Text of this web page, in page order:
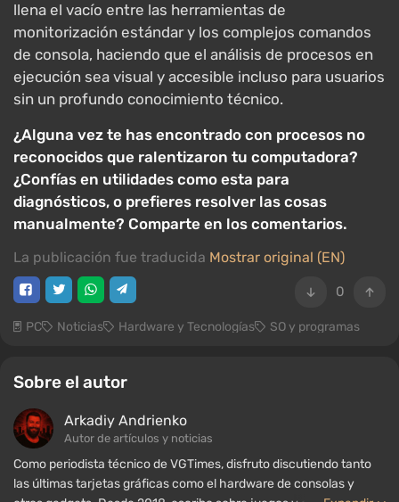
llena el vacío entre las herramientas de
monitorización estándar y los complejos comandos
de consola, haciendo que el análisis de procesos en
ejecución sea visual y accesible incluso para usuarios
sin un profundo conocimiento técnico.
¿Alguna vez te has encontrado con procesos no
reconocidos que ralentizaron tu computadora?
¿Confías en utilidades como esta para
diagnósticos, o prefieres resolver las cosas
manualmente? Comparte en los comentarios.
La publicación fue traducida Mostrar original (EN)
0
PC Noticias Hardware y Tecnologías SO y programas
Sobre el autor
Arkadiy Andrienko
Autor de artículos y noticias
Como periodista técnico de VGTimes, disfruto discutiendo tanto
las últimas tarjetas gráficas como el hardware de consolas y